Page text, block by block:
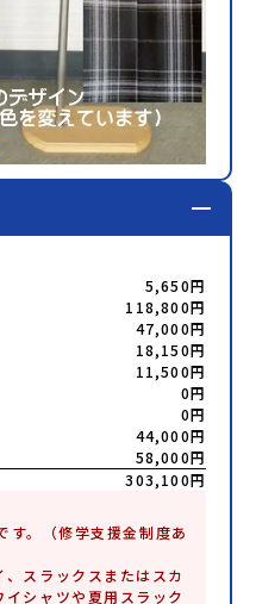
5,650円
118,800円
47,000円
18,150円
11,500円
0円
0円
44,000円
58,000円
303,100円
。（修学支援金制度あ
スラックスまたはスカ
シャツや夏用スラック